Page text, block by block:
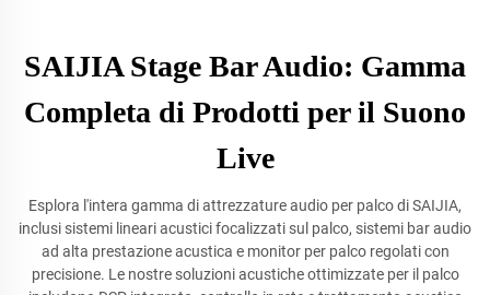
SAIJIA Stage Bar Audio: Gamma
Completa di Prodotti per il Suono
Live
Esplora l'intera gamma di attrezzature audio per palco di SAIJIA,
inclusi sistemi lineari acustici focalizzati sul palco, sistemi bar audio
ad alta prestazione acustica e monitor per palco regolati con
precisione. Le nostre soluzioni acustiche ottimizzate per il palco